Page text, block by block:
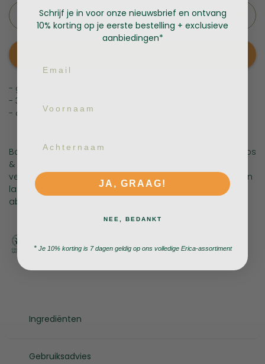
Aantal
- gratis verzending vanaf €24,95
- 30 dagen retourrecht
- al 50+ jaar vertrouwd
Bodylotion voor elk huidtype met de zachte geur van roos
& vijg. Deze bodylotion is geschikt voor de dagelijkse
verzorging van het gehele lichaam. Hydrateert de huid en
laat haar de hele dag zacht aanvoelen. Met sheabutter,
abrikozenpitolie en rozenolie.
COSMOS Certified 100% Vegan
Ingrediënten
Gebruiksadvies
Schrijf je in voor onze nieuwsbrief en ontvang
10% korting op je eerste bestelling + exclusieve
aanbiedingen*
JA, GRAAG!
NEE, BEDANKT
* Je 10% korting is 7 dagen geldig op ons volledige Erica-assortiment